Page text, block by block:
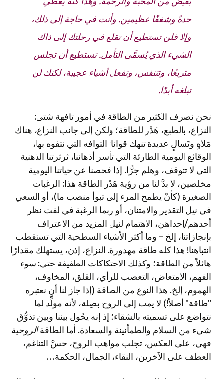
حدةً وشغفًا عظيمين. وأنت في حاجة إلى ذلك،
وإلا فلن تستطيع أن تقلع في رحلتك إلى ذاك
الشيء الذي يُسمَّى التأمل. تستطيع أن تجلس
متربعًا، وتتنفس، وتفعل أشياء عجيبة، لكنك لن
تبلغه أبدًا.
نحن نصرف الكثير من الطاقة في أمور تافهة شتى:
النزاع، بالطبع، هَدْر للطاقة؛ ولكن إلى جانب النزاع، هناك
مَلاهٍ وتَسالٍ عديدة تنهك قوانا: التوافه التي نتفوه بها،
الوقائع اليومية الطارئة التي تأسر أذهاننا، ثرثرتنا الذهنية
التي لا تتوقف، وهلم جرًّا. إذا فحصنا عن حياتنا اليومية
مخلصين، لا بدَّ لنا من رؤية هَدْر الطاقة هذا: الرغبات
الصغيرة (كأنْ يطمح المرء إلى تبوأ منصب ما)، أو السعي
في نيل التقدير والامتنان، أو ربما الرغبة في لفت نظر
أحدهم/إحداهن، الاهتمام لنيل المزيد من الاعتراف
بإنجازاتنا، إلخ – وما أكثر الأشياء السطحية التي تستقطب
انتباهنا! هذا كله طاقة مهدورة. النزاع، إذن، يستهلك مقدارًا
هائلاً من الطاقة؛ وكذلك الاحتكاكات الطفيفة حتى: سوء
الفهم، الامتعاض، التعصب للرأي، القلق، المخاوف،
الهموم، إلخ. هذا النوع من الطاقة (إذا جاز لنا أن نعتبره
"طاقة" أصلاً!) لا يمت إلى الروح بصِلة، لأنه مولِّد لما
نتواضع على تسميته بالشقاء؛ إذ إنه يحُول بيننا وبين تذوُّق
شيء من السلام والطمأنينة والسعادة. أما الطاقةالروحية
فهي، على العكس، تجلب مواهب الروح، حسَّ التناغم،
العطف على الآخرين، النقاء، الجمال، الحكمة…